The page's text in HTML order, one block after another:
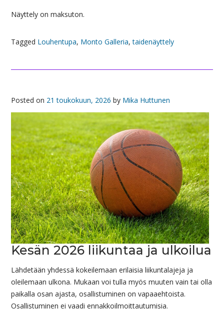
Näyttely on maksuton.
Tagged Louhentupa, Monto Galleria,taidenäyttely
Posted on 21 toukokuun, 2026 by Mika Huttunen
Kesän 2026 liikuntaa ja ulkoilua
Lähdetään yhdessä kokeilemaan erilaisia liikuntalajeja ja
oleilemaan ulkona. Mukaan voi tulla myös muuten vain tai olla
paikalla osan ajasta, osallistuminen on vapaaehtoista.
Osallistuminen ei vaadi ennakkoilmoittautumisia.